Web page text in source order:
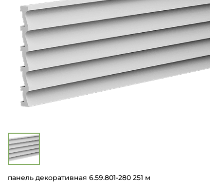
панель декоративная 6.59.801-280 251 м